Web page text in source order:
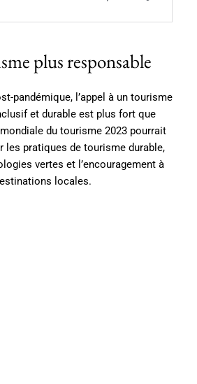
plus responsable
pandémique, l’appel à un tourisme
et durable est plus fort que
du tourisme 2023 pourrait
les pratiques de tourisme durable,
vertes et l’encouragement à
locales.